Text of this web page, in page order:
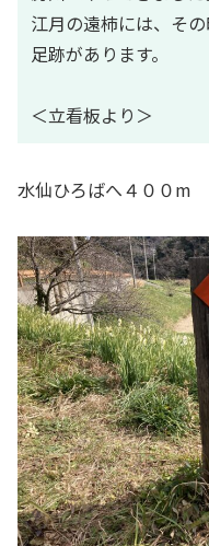
江月の遠柿には、そ
足跡があります。
＜立看板より＞
水仙ひろばへ４００m